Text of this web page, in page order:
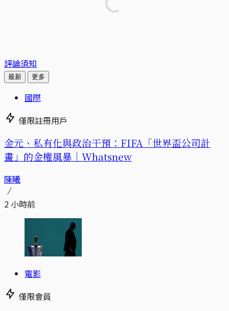
評論須知
最新 更多
國際
僅限註冊用戶
金元、私有化與政治干預：FIFA「世界盃公司計
畫」的金權風暴｜Whatsnew
陳曦
2 小時前
電影
僅限會員